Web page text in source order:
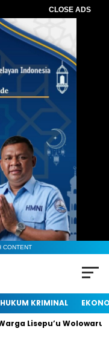
CLOSE ADS
CONTENT
HUKUM KRIMINAL
Lisepu’u Wolowaru